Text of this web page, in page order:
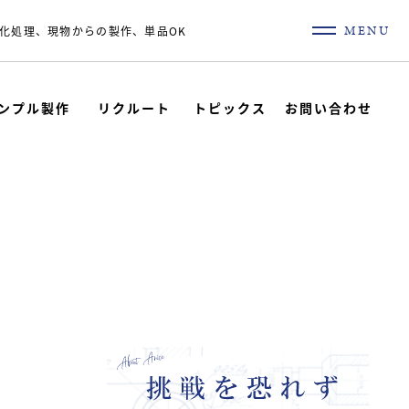
処理、現物からの製作、単品OK MENU
プル製作 リクルート トピックス お問い合わせ